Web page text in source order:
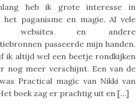
heb ik grote interesse in
het paganisme en magie. Al vele
websites en andere
passeerde mijn handen.
ik altijd wel een beetje rondkijken
nog meer verschijnt. Een van de
Practical magic van Nikki van
boek zag er prachtig uit en […]